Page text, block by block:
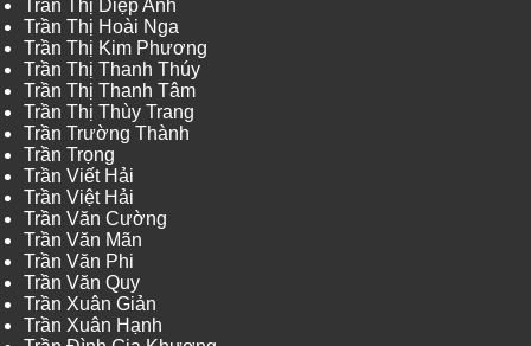
Trần Thị Diệp Anh
Trần Thị Hoài Nga
Trần Thị Kim Phương
Trần Thị Thanh Thúy
Trần Thị Thanh Tâm
Trần Thị Thùy Trang
Trần Trường Thành
Trần Trọng
Trần Viết Hải
Trần Việt Hải
Trần Văn Cường
Trần Văn Mãn
Trần Văn Phi
Trần Văn Quy
Trần Xuân Giản
Trần Xuân Hạnh